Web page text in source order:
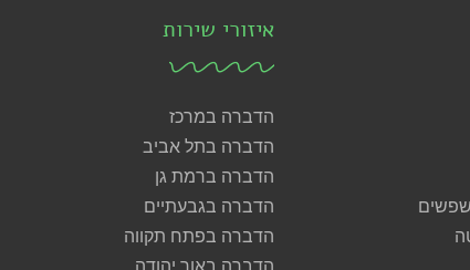
איזורי שירות
הדברה במרכז
הדברה בתל אביב
הדברה ברמת גן
הדברה בגבעתיים
הדברה בפתח תקווה